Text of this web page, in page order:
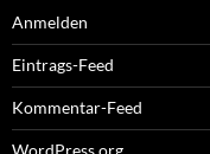
Anmelden
Eintrags-Feed
Kommentar-Feed